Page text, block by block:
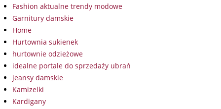
Fashion aktualne trendy modowe
Garnitury damskie
Home
Hurtownia sukienek
hurtownie odzieżowe
idealne portale do sprzedaży ubrań
jeansy damskie
Kamizelki
Kardigany